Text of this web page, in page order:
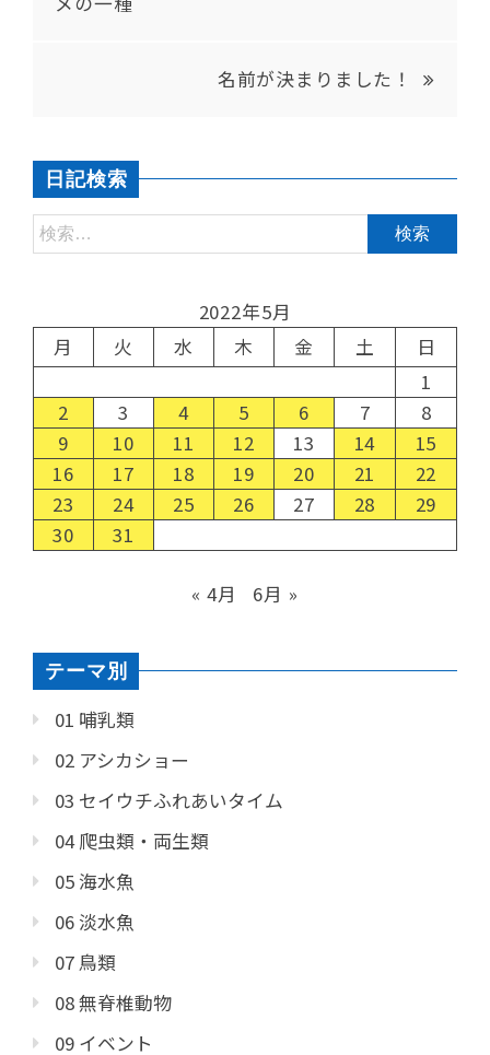
名前が決まりました！
日記検索
2022年5月
月
火 水 木 金 土
日
1
2
3 4 5 6 7
8
9
10 11 12 13 14
15
16
17 18 19 20 21
22
23
24 25 26 27 28
29
30
31
« 4月 6月 »
テーマ別
01 哺乳類
02 アシカショー
03 セイウチふれあいタイム
04 爬虫類・両生類
05 海水魚
06 淡水魚
07 鳥類
08 無脊椎動物
09 イベント